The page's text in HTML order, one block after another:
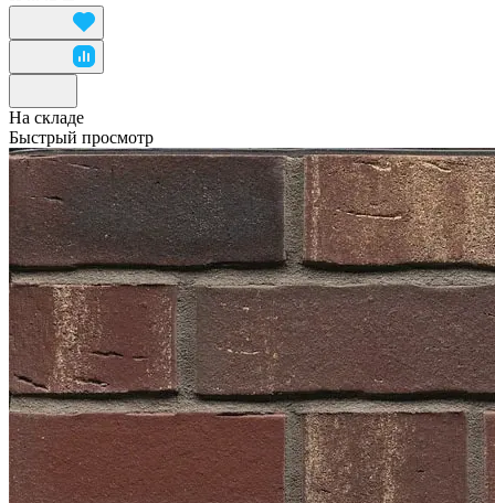
На складе
Быстрый просмотр